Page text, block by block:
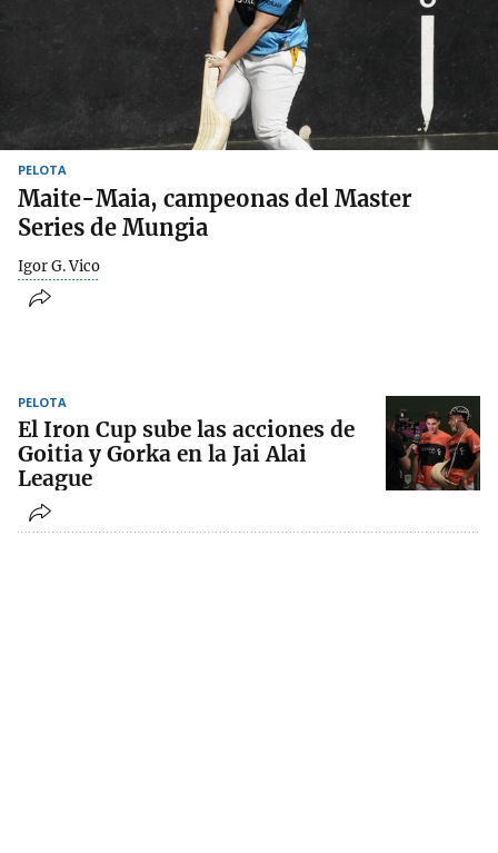
PELOTA
Maite-Maia, campeonas del Master
Series de Mungia
Igor G. Vico
PELOTA
El Iron Cup sube las acciones de
Goitia y Gorka en la Jai Alai
League